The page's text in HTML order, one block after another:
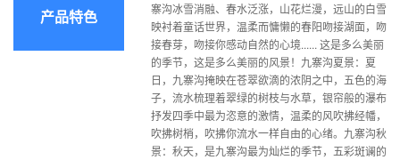
产品特色
寨沟冰雪消融、春水泛涨，山花烂漫，远山的白雪
映衬着童话世界，温柔而慵懒的春阳吻接湖面，吻
接春芽，吻接你感动自然的心境...... 这是多么美丽
的季节，这是多么美丽的风景！九寨沟夏景：夏
日，九寨沟掩映在苍翠欲滴的浓阴之中，五色的海
子，流水梳理着翠绿的树枝与水草，银帘般的瀑布
抒发四季中最为恣意的激情，温柔的风吹拂经幡，
吹拂树梢，吹拂你流水一样自由的心绪。九寨沟秋
景：秋天，是九寨沟最为灿烂的季节，五彩斑谰的